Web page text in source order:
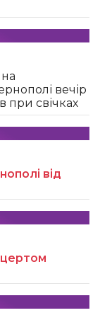
вечір
при свічках
від